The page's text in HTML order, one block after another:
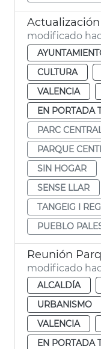
modificado
CULTURA
VALENCIA
EN PORTADA
PARC
PARQUE
SIN HOGAR
SENSE LLAR
TANGEIG I
PUEBLO
Reunión
modificado
ALCALDÍA
URBANISMO
VALENCIA
EN PORTADA